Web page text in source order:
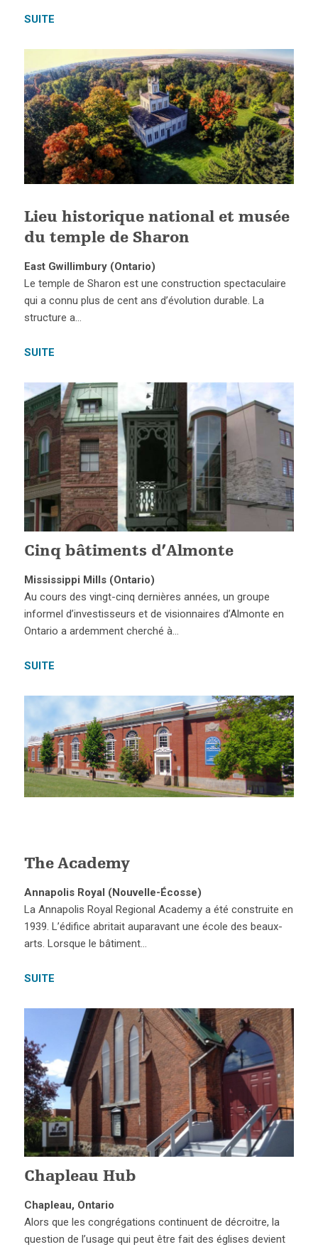
SUITE
Lieu historique national et musée
du temple de Sharon
East Gwillimbury (Ontario)
Le temple de Sharon est une construction spectaculaire
qui a connu plus de cent ans d’évolution durable. La
structure a…
SUITE
Cinq bâtiments d’Almonte
Mississippi Mills (Ontario)
Au cours des vingt-cinq dernières années, un groupe
informel d’investisseurs et de visionnaires d’Almonte en
Ontario a ardemment cherché à…
SUITE
The Academy
Annapolis Royal (Nouvelle-Écosse)
La Annapolis Royal Regional Academy a été construite en
1939. L’édifice abritait auparavant une école des beaux-
arts. Lorsque le bâtiment…
SUITE
Chapleau Hub
Chapleau, Ontario
Alors que les congrégations continuent de décroitre, la
question de l’usage qui peut être fait des églises devient